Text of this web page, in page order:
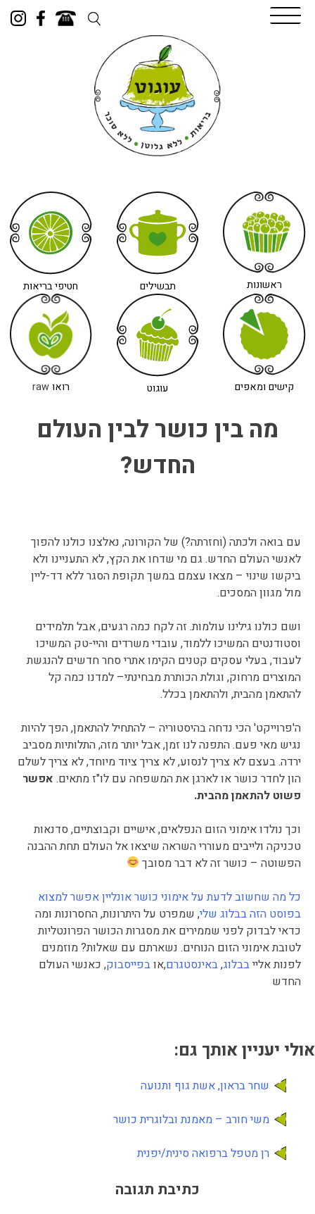
Skip
to
ראשונות תבשילים חטיפי בריאות
קישים ומאפים עוגוט רואוraw
מה בין כושר לבין העולם
החדש?
עם בואה ולכתה (וחזרתה?) של הקורונה, נאלצנו כולנו להפוך
לאנשי העולם החדש. גם מי שדחו את הקץ, לא התעניינו ולא
ביקשו שינוי – מצאו עצמם במשך תקופת הסגר ללא דד-ליין
מול מגוון המסכים.
ושם כולנו גילינו עולמות. זה לקח כמה רגעים, אבל תלמידים
וסטודנטים המשיכו ללמוד, עובדי משרדים והיי-טק המשיכו
לעבוד, בעלי עסקים קטנים הקימו אתרי סחר חדשים להנגשת
המוצרים מרחוק, וגולת הכותרת מבחינתי– למדנו כמה קל
להתאמן מהבית, ולהתאמן בכלל.
ה'פרוייקט' הכי נדחה בהיסטוריה – להתחיל להתאמן, הפך להיות
נגיש מאי פעם. התפנה לנו זמן, אבל יותר מזה, התלותיות מסביב
ירדה. בעצם לא צריך לנסוע, לא צריך ציוד מיוחד, לא צריך לשלם
הון לחדר כושר או לארגן את המשפחה עם לו"ז מתאים. אפשר
פשוט להתאמן מהבית.
וכך נולדו אימוני הזום הנפלאים, אישיים וקבוצתיים, סדנאות
טכניקה ולייבים מעוררי השראה שיצאו אל העולם תחת ההבנה
הפשוטה – כושר זה לא דבר מסובך
כל מה שחשוב לדעת על אימוני כושר אונליין אפשר למצוא
בפוסט הזה בבלוג שלי, שמפרט על היתרונות, החסרונות ומה
כדאי לבדוק לפני שממירים את מסגרות הכושר הפרונטליות
לטובת אימוני הזום הנוחים. נשארתם עם שאלות? מוזמנים
לפנות אלייבבלוג,באינסטגרם,אובפייסבוק, כאנשי העולם
החדש
אולי יעניין אותך גם:
שחר בראון, אשת גוף ותנועה
משי חורב – מאמנת ובלוגרית כושר
רן מטפל ברפואה סינית/יפנית
כתיבת תגובה